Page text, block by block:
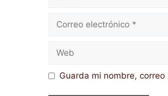
Correo
Web
Guarda mi nombre,